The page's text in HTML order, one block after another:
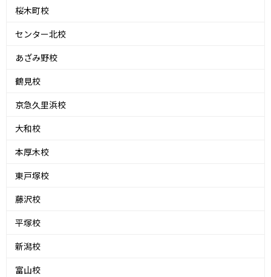
桜木町校
センター北校
あざみ野校
鶴見校
京急久里浜校
大和校
本厚木校
東戸塚校
藤沢校
平塚校
新潟校
富山校